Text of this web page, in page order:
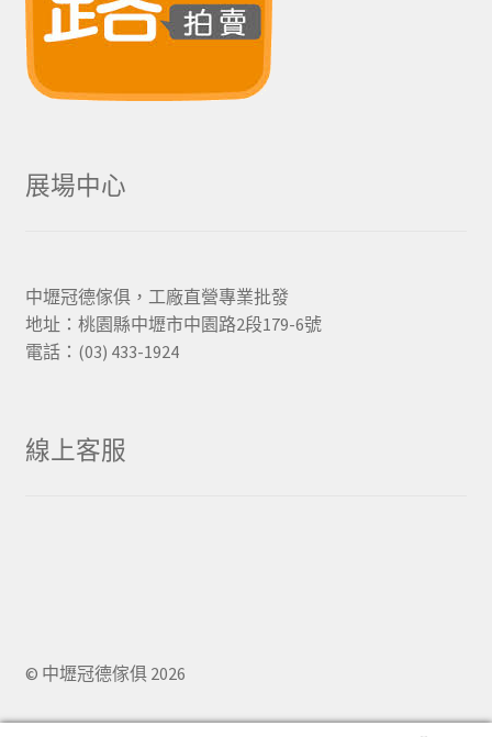
展場中心
中壢冠德傢俱，工廠直營專業批發
地址：桃園縣中壢市中園路2段179-6號
電話：(03) 433-1924
線上客服
© 中壢冠德傢俱 2026